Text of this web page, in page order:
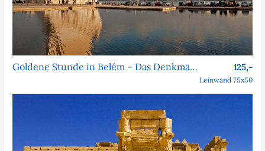
Goldene Stunde in Belém – Das Denkmal der Entdeckungen 125,-
Leinwand 75x50